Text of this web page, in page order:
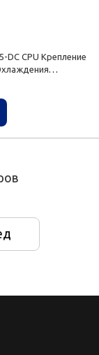
DC CPU Крепление
Процессора